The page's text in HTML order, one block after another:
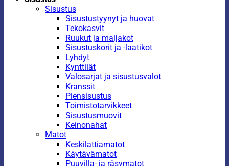
Sisustus
Sisustustyynyt ja huovat
Tekokasvit
Ruukut ja maljakot
Sisustuskorit ja -laatikot
Lyhdyt
Kynttilät
Valosarjat ja sisustusvalot
Kranssit
Piensisustus
Toimistotarvikkeet
Sisustusmuovit
Keinonahat
Matot
Keskilattiamatot
Käytävämatot
Puuvilla- ja räsymatot